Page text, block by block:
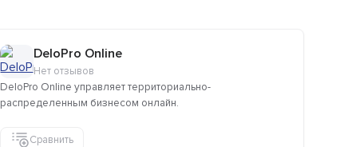
DeloPro Online
Нет отзывов
DeloPro Online управляет территориально-
распределенным бизнесом онлайн.
Сравнить